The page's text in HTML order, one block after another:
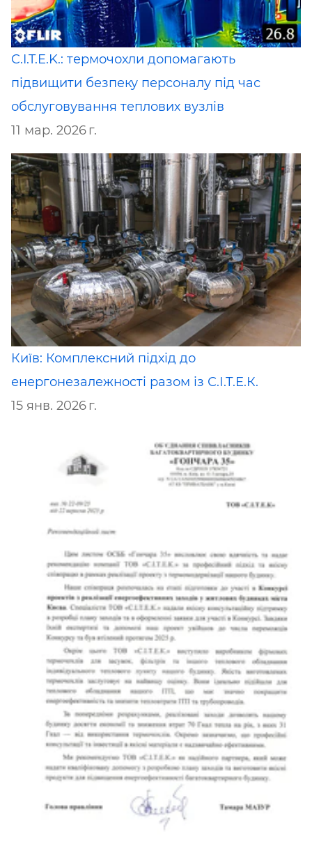
C.I.T.E.K.: термочохли допомагають
підвищити безпеку персоналу під час
обслуговування теплових вузлів
11 мар. 2026 г.
Київ: Комплексний підхід до
енергонезалежності разом із С.І.Т.Е.К.
15 янв. 2026 г.